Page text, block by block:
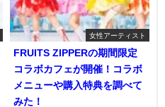
女性アーティスト
FRUITS ZIPPERの期間限定
コラボカフェが開催！コラボ
メニューや購入特典を調べて
みた！